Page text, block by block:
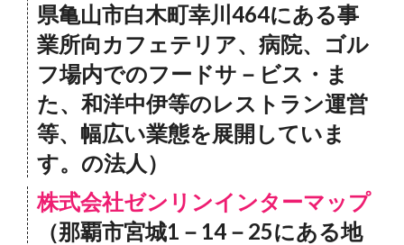
県亀山市白木町幸川464にある事
業所向カフェテリア、病院、ゴル
フ場内でのフードサ－ビス・ま
た、和洋中伊等のレストラン運営
等、幅広い業態を展開していま
す。の法人）
株式会社ゼンリンインターマップ
（那覇市宮城1－14－25にある地